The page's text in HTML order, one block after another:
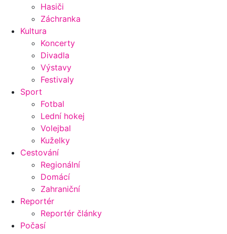
Hasiči
Záchranka
Kultura
Koncerty
Divadla
Výstavy
Festivaly
Sport
Fotbal
Lední hokej
Volejbal
Kuželky
Cestování
Regionální
Domácí
Zahraniční
Reportér
Reportér články
Počasí